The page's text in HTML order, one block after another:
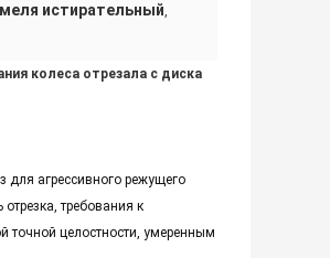
истирательный,
колеса отрезала с диска
для агрессивного режущего
требования к
точной целостности, умеренным